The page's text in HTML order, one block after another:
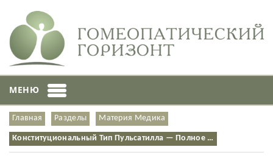
МЕНЮ
Главная Разделы Материя Медика
Конституциональный Тип Пульсатилла — Полное …